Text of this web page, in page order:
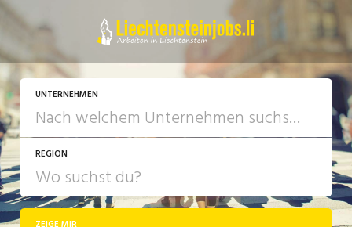
UNTERNEHMEN
REGION